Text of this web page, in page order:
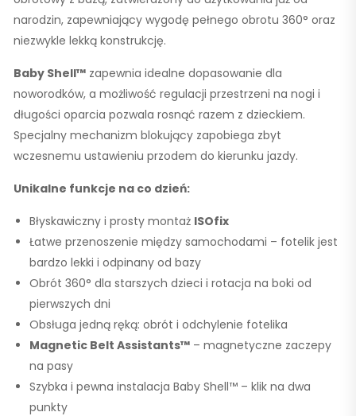
narodzin, zapewniający wygodę pełnego obrotu 360° oraz
niezwykle lekką konstrukcję.
Baby Shell™ zapewnia idealne dopasowanie dla
noworodków, a możliwość regulacji przestrzeni na nogi i
długości oparcia pozwala rosnąć razem z dzieckiem.
Specjalny mechanizm blokujący zapobiega zbyt
wczesnemu ustawieniu przodem do kierunku jazdy.
Unikalne funkcje na co dzień:
Błyskawiczny i prosty montaż ISOfix
Łatwe przenoszenie między samochodami – fotelik jest
bardzo lekki i odpinany od bazy
Obrót 360° dla starszych dzieci i rotacja na boki od
pierwszych dni
Obsługa jedną ręką: obrót i odchylenie fotelika
Magnetic Belt Assistants™ – magnetyczne zaczepy
na pasy
Szybka i pewna instalacja Baby Shell™ – klik na dwa
punkty